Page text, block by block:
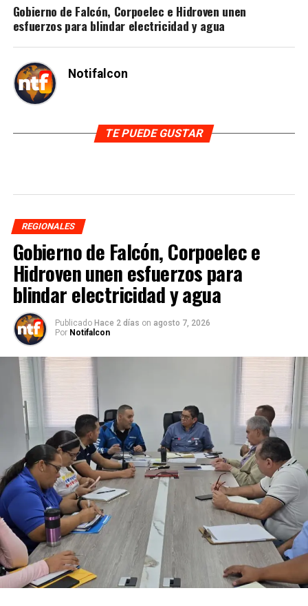
Gobierno de Falcón, Corpoelec e Hidroven unen
esfuerzos para blindar electricidad y agua
Notifalcon
TE PUEDE GUSTAR
REGIONALES
Gobierno de Falcón, Corpoelec e
Hidroven unen esfuerzos para
blindar electricidad y agua
Publicado Hace 2 días on agosto 7, 2026
Por Notifalcon